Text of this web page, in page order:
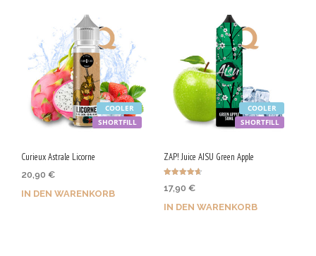
SHORTFILL
COOLER
Curieux Astrale Licorne
20,90 €
IN DEN WARENKORB
SHORTFILL
COOLER
ZAP! Juice AISU Green Apple
mit
von 5
17,90 €
IN DEN WARENKORB